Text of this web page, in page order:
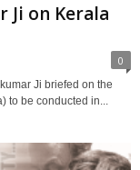
Ji on Kerala
0
Ji briefed on the
to be conducted in...